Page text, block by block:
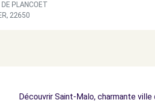
DE PLANCOET
22650
Découvrir Saint-Malo, charmante